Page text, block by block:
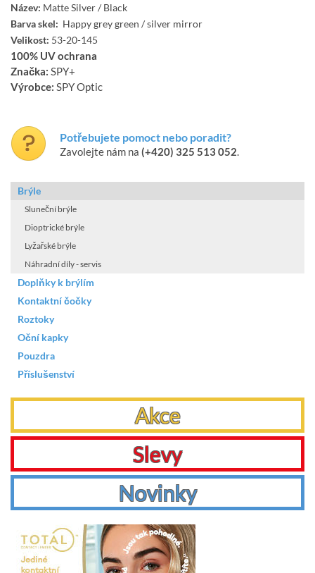
Název: Matte Silver / Black
Barva skel: Happy grey green / silver mirror
Velikost: 53-20-145
100% UV ochrana
Značka: SPY+
Výrobce: SPY Optic
Potřebujete pomoct nebo poradit?
Zavolejte nám na (+420) 325 513 052.
Brýle
Sluneční brýle
Dioptrické brýle
Lyžařské brýle
Náhradní díly - servis
Doplňky k brýlím
Kontaktní čočky
Roztoky
Oční kapky
Pouzdra
Příslušenství
Akce
Slevy
Novinky